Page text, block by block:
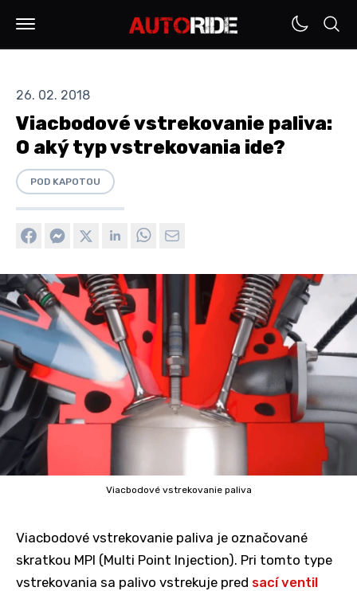
26. 02. 2018
Viacbodové vstrekovanie paliva:
O aký typ vstrekovania ide?
POD KAPOTOU
Viacbodové vstrekovanie paliva
Viacbodové vstrekovanie paliva je označované
skratkou MPI (Multi Point Injection). Pri tomto type
vstrekovania sa palivo vstrekuje pred sací ventil